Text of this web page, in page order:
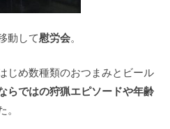
動して慰労会。
じめ数種類のおつまみとビール
らではの狩猟エピソードや年齢